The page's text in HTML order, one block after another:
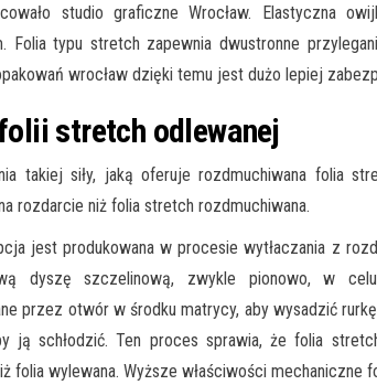
studio graficzne Wrocław. Elastyczna
Folia typu stretch zapewnia dwustronne
wrocław dzięki temu jest dużo lepiej
stretch odlewanej
takiej siły, jaką oferuje rozdmuchiwana folia
rozdarcie niż folia stretch rozdmuchiwana.
jest produkowana w procesie wytłaczania z
dyszę szczelinową, zwykle pionowo, w
przez otwór w środku matrycy, aby wysadzić
ją schłodzić. Ten proces sprawia, że folia
folia wylewana. Wyższe właściwości